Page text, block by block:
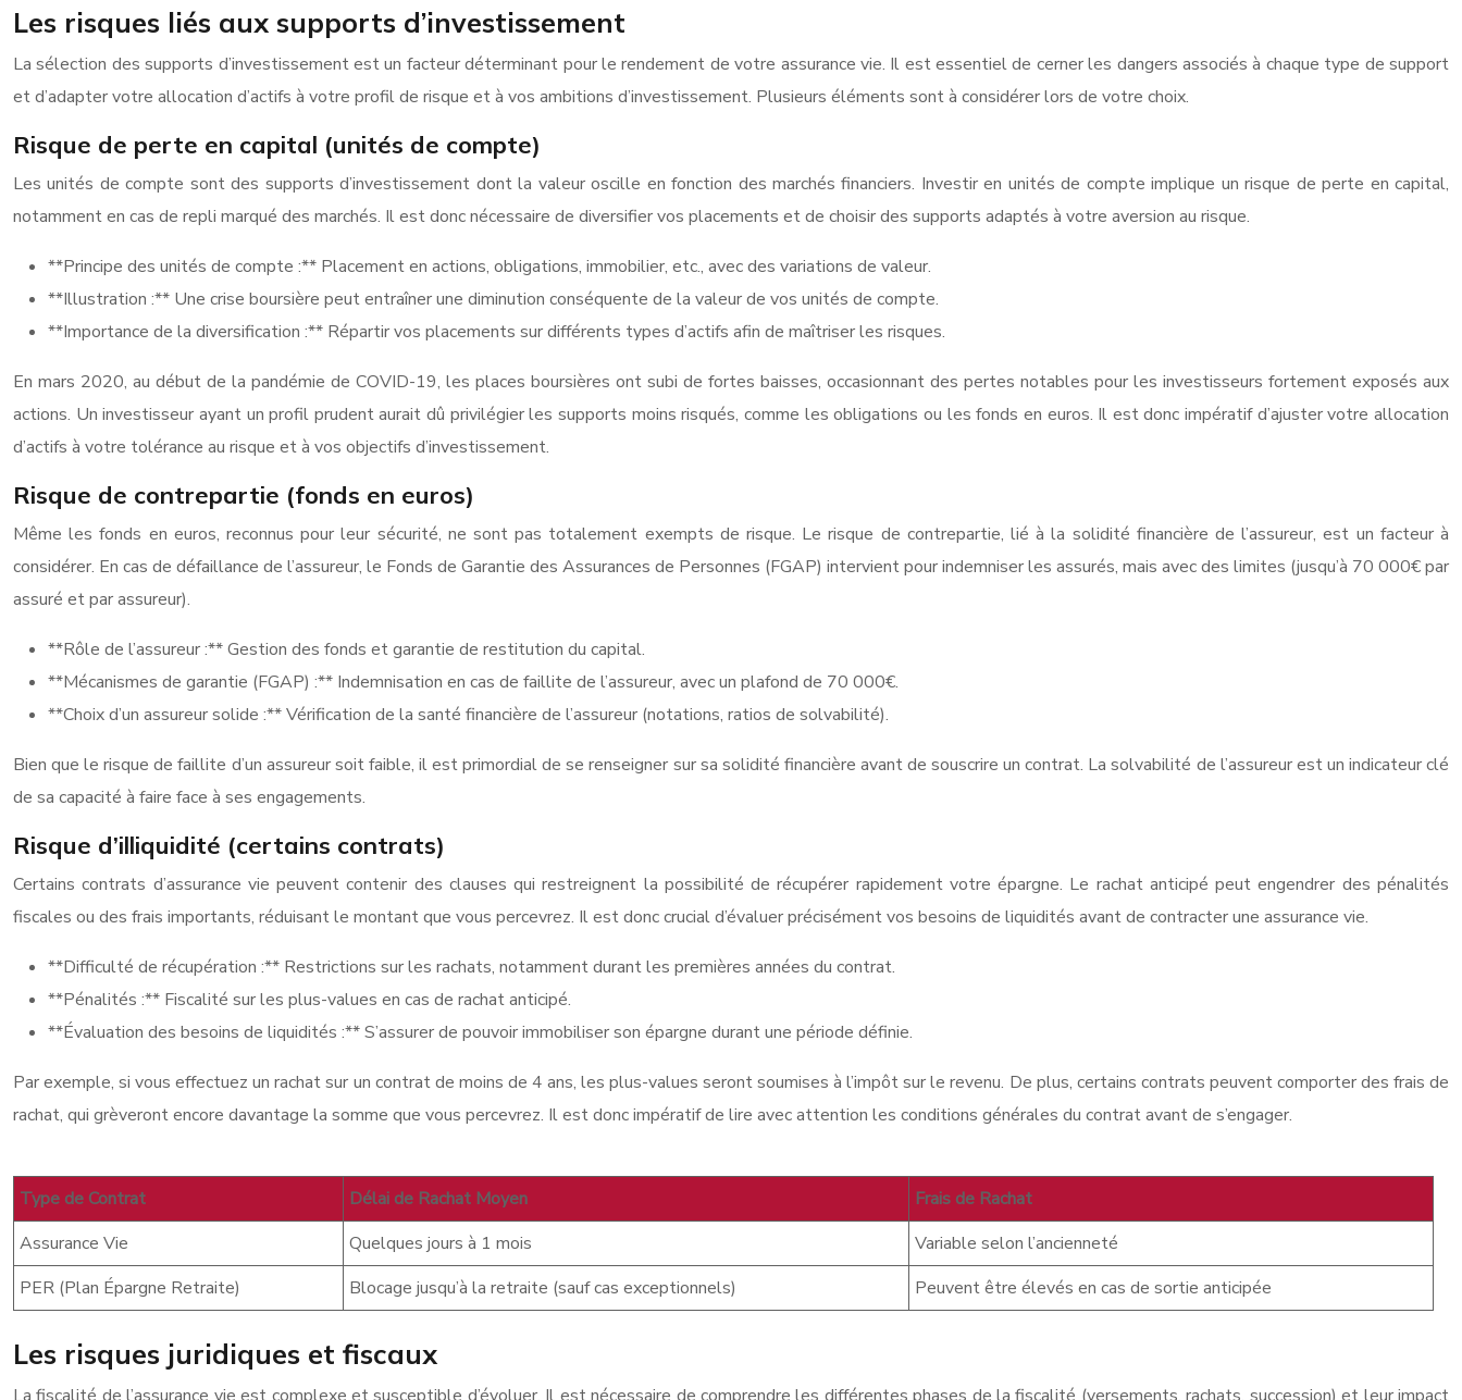
Les risques liés aux supports d’investissement
La sélection des supports d’investissement est un facteur déterminant pour le rendement de votre assurance vie. Il est essentiel de cerner les dangers associés à chaque type de support
et d’adapter votre allocation d’actifs à votre profil de risque et à vos ambitions d’investissement. Plusieurs éléments sont à considérer lors de votre choix.
Risque de perte en capital (unités de compte)
Les unités de compte sont des supports d’investissement dont la valeur oscille en fonction des marchés financiers. Investir en unités de compte implique un risque de perte en capital,
notamment en cas de repli marqué des marchés. Il est donc nécessaire de diversifier vos placements et de choisir des supports adaptés à votre aversion au risque.
**Principe des unités de compte :** Placement en actions, obligations, immobilier, etc., avec des variations de valeur.
**Illustration :** Une crise boursière peut entraîner une diminution conséquente de la valeur de vos unités de compte.
**Importance de la diversification :** Répartir vos placements sur différents types d’actifs afin de maîtriser les risques.
En mars 2020, au début de la pandémie de COVID-19, les places boursières ont subi de fortes baisses, occasionnant des pertes notables pour les investisseurs fortement exposés aux
actions. Un investisseur ayant un profil prudent aurait dû privilégier les supports moins risqués, comme les obligations ou les fonds en euros. Il est donc impératif d’ajuster votre allocation
d’actifs à votre tolérance au risque et à vos objectifs d’investissement.
Risque de contrepartie (fonds en euros)
Même les fonds en euros, reconnus pour leur sécurité, ne sont pas totalement exempts de risque. Le risque de contrepartie, lié à la solidité financière de l’assureur, est un facteur à
considérer. En cas de défaillance de l’assureur, le Fonds de Garantie des Assurances de Personnes (FGAP) intervient pour indemniser les assurés, mais avec des limites (jusqu’à 70 000€ par
assuré et par assureur).
**Rôle de l’assureur :** Gestion des fonds et garantie de restitution du capital.
**Mécanismes de garantie (FGAP) :** Indemnisation en cas de faillite de l’assureur, avec un plafond de 70 000€.
**Choix d’un assureur solide :** Vérification de la santé financière de l’assureur (notations, ratios de solvabilité).
Bien que le risque de faillite d’un assureur soit faible, il est primordial de se renseigner sur sa solidité financière avant de souscrire un contrat. La solvabilité de l’assureur est un indicateur clé
de sa capacité à faire face à ses engagements.
Risque d’illiquidité (certains contrats)
Certains contrats d’assurance vie peuvent contenir des clauses qui restreignent la possibilité de récupérer rapidement votre épargne. Le rachat anticipé peut engendrer des pénalités
fiscales ou des frais importants, réduisant le montant que vous percevrez. Il est donc crucial d’évaluer précisément vos besoins de liquidités avant de contracter une assurance vie.
**Difficulté de récupération :** Restrictions sur les rachats, notamment durant les premières années du contrat.
**Pénalités :** Fiscalité sur les plus-values en cas de rachat anticipé.
**Évaluation des besoins de liquidités :** S’assurer de pouvoir immobiliser son épargne durant une période définie.
Par exemple, si vous effectuez un rachat sur un contrat de moins de 4 ans, les plus-values seront soumises à l’impôt sur le revenu. De plus, certains contrats peuvent comporter des frais de
rachat, qui grèveront encore davantage la somme que vous percevrez. Il est donc impératif de lire avec attention les conditions générales du contrat avant de s’engager.
Type de Contrat Délai de Rachat Moyen
Frais de Rachat
Assurance Vie
Quelques jours à 1 mois
Variable selon l’ancienneté
PER (Plan Épargne Retraite)
Blocage jusqu’à la retraite (sauf cas exceptionnels) Peuvent être élevés en cas de sortie anticipée
Les risques juridiques et fiscaux